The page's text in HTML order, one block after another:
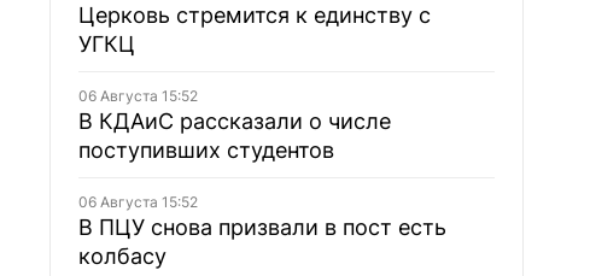
Церковь стремится к единству с
УГКЦ
06 Августа 15:52
В КДАиС рассказали о числе
поступивших студентов
06 Августа 15:52
В ПЦУ снова призвали в пост есть
колбасу